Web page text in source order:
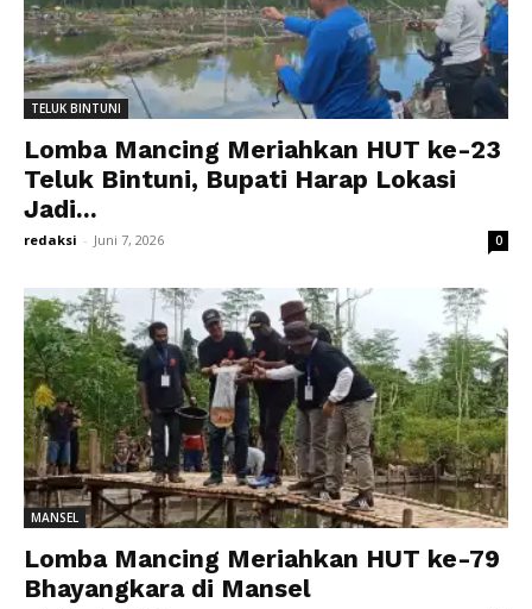
TELUK BINTUNI
Lomba Mancing Meriahkan HUT ke-23
Teluk Bintuni, Bupati Harap Lokasi
Jadi...
redaksi - Juni 7, 2026 0
MANSEL
Lomba Mancing Meriahkan HUT ke-79
Bhayangkara di Mansel